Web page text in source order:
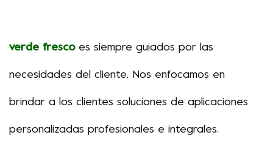
verde fresco es siempre guiados por las
necesidades del cliente. Nos enfocamos en
brindar a los clientes soluciones de aplicaciones
personalizadas profesionales e integrales.